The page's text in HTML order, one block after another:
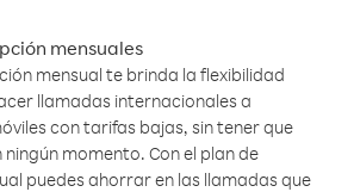
mensuales
mensual te brinda la flexibilidad
llamadas internacionales a
con tarifas bajas, sin tener que
ningún momento. Con el plan de
puedes ahorrar en las llamadas que